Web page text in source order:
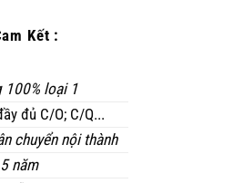
Kết :
100% loại 1
đủ C/O; C/Q...
chuyển nội thành
năm